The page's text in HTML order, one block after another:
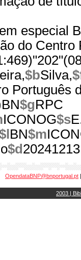
especial
do Centro
$bSilva,
Português
BN$gRPC
ICONOG$s
BN$m
$d 20241213
OpendataBNP@bnportugal.pt
2003 |